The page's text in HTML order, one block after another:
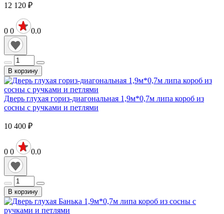
12 120 ₽
0 0 0.0
В корзину
Дверь глухая гориз-диагональная 1,9м*0,7м липа короб из
сосны с ручками и петлями
10 400 ₽
0 0 0.0
В корзину